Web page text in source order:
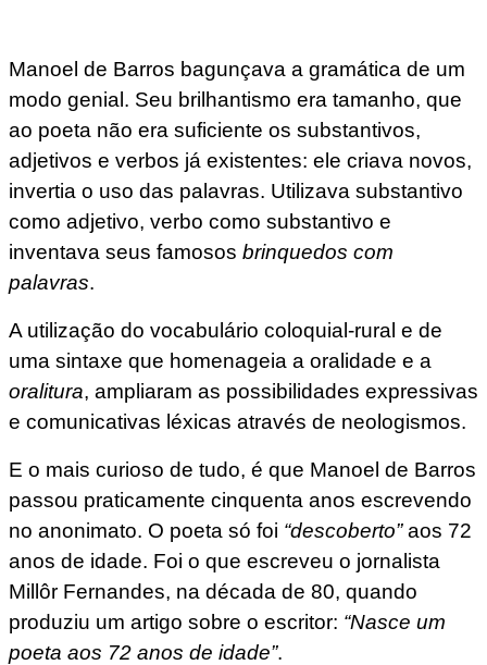
Manoel de Barros bagunçava a gramática de um
modo genial. Seu brilhantismo era tamanho, que
ao poeta não era suficiente os substantivos,
adjetivos e verbos já existentes: ele criava novos,
invertia o uso das palavras. Utilizava substantivo
como adjetivo, verbo como substantivo e
inventava seus famosos brinquedos com
palavras.
A utilização do vocabulário coloquial-rural e de
uma sintaxe que homenageia a oralidade e a
oralitura, ampliaram as possibilidades expressivas
e comunicativas léxicas através de neologismos.
E o mais curioso de tudo, é que Manoel de Barros
passou praticamente cinquenta anos escrevendo
no anonimato. O poeta só foi “descoberto”aos 72
anos de idade. Foi o que escreveu o jornalista
Millôr Fernandes, na década de 80, quando
produziu um artigo sobre o escritor: “Nasce um
poeta aos 72 anos de idade”.